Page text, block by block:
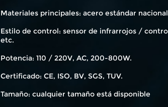
Materiales principales: acero estándar
Estilo de control: sensor de infrarrojos /
etc.
Potencia: 110 / 220V, AC, 200-800W.
Certificado: CE, ISO, BV, SGS, TUV.
Tamaño: cualquier tamaño está disponible